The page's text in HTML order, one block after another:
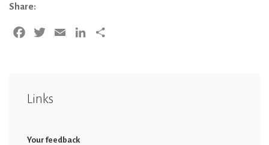
Share:
Facebook
Twitter Email LinkedIn
Links
Your feedback